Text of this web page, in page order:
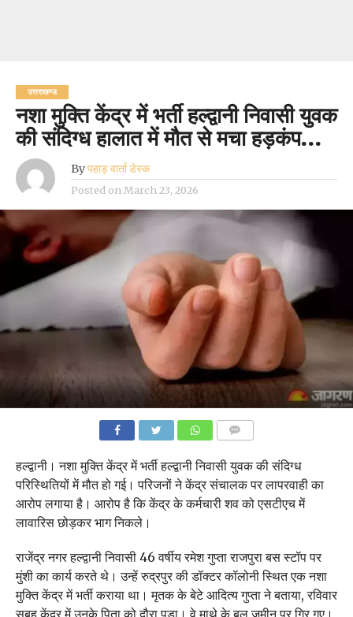
उत्तराखण्ड
नशा मुक्ति केंद्र में भर्ती हल्द्वानी निवासी युवक
की संदिग्ध हालात में मौत से मचा हड़कंप…
Byपहाड़ वार्ता डेस्क
Posted on March 23, 2026
हल्द्वानी। नशा मुक्ति केंद्र में भर्ती हल्द्वानी निवासी युवक की संदिग्ध
परिस्थितियों में मौत हो गई। परिजनों ने केंद्र संचालक पर लापरवाही का
आरोप लगाया है। आरोप है कि केंद्र के कर्मचारी शव को एसटीएच में
लावारिस छोड़कर भाग निकले।
राजेंद्र नगर हल्द्वानी निवासी 46 वर्षीय रमेश गुप्ता राजपुरा बस स्टॉप पर
मुंशी का कार्य करते थे। उन्हें रुद्रपुर की डॉक्टर कॉलोनी स्थित एक नशा
मुक्ति केंद्र में भर्ती कराया था। मृतक के बेटे आदित्य गुप्ता ने बताया, रविवार
सुबह केंद्र में उनके पिता को दौरा पड़ा। वे माथे के बल जमीन पर गिर गए।